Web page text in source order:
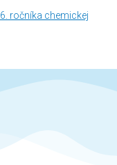
ročníka chemickej